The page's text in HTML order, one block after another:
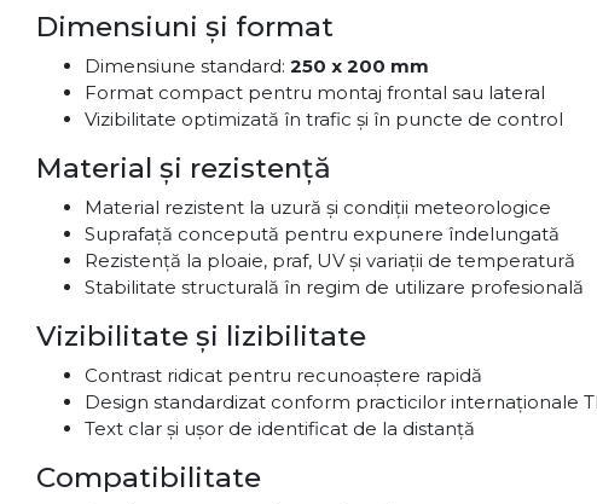
Dimensiuni și format
Dimensiune standard: 250 x 200 mm
Format compact pentru montaj frontal sau lateral
Vizibilitate optimizată în trafic și în puncte de control
Material și rezistență
Material rezistent la uzură și condiții meteorologice
Suprafață concepută pentru expunere îndelungată
Rezistență la ploaie, praf, UV și variații de temperatură
Stabilitate structurală în regim de utilizare profesională
Vizibilitate și lizibilitate
Contrast ridicat pentru recunoaștere rapidă
Design standardizat conform practicilor internaționale
Text clar și ușor de identificat de la distanță
Compatibilitate